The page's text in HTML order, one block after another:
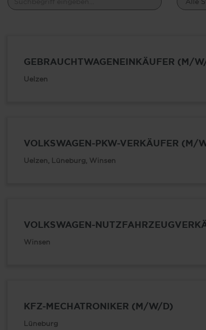
GEBRAUCHTWAGENEINKÄUFER (M/
Uelzen
VOLKSWAGEN-PKW-VERKÄUFER (M/
Uelzen, Lüneburg, Winsen
VOLKSWAGEN-
Winsen
KFZ-MECHATRONIKER (M/W/D)
Lüneburg